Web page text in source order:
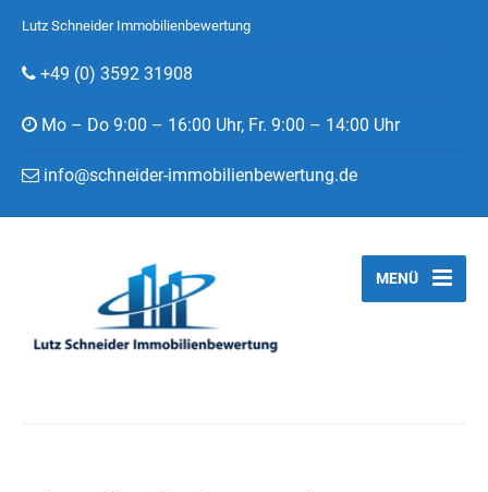
Lutz Schneider Immobilienbewertung
+49 (0) 3592 31908
Mo – Do 9:00 – 16:00 Uhr, Fr. 9:00 – 14:00 Uhr
info@schneider-immobilienbewertung.de
MENÜ